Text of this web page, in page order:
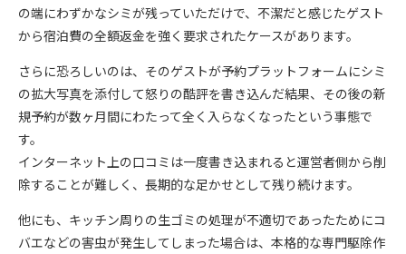
の端にわずかなシミが残っていただけで、不潔だと感じたゲスト
から宿泊費の全額返金を強く要求されたケースがあります。
さらに恐ろしいのは、そのゲストが予約プラットフォームにシミ
の拡大写真を添付して怒りの酷評を書き込んだ結果、その後の新
規予約が数ヶ月間にわたって全く入らなくなったという事態で
す。
インターネット上の口コミは一度書き込まれると運営者側から削
除することが難しく、長期的な足かせとして残り続けます。
他にも、キッチン周りの生ゴミの処理が不適切であったためにコ
バエなどの害虫が発生してしまった場合は、本格的な専門駆除作